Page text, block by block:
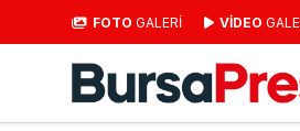
FOTO GALERİ VİDEO